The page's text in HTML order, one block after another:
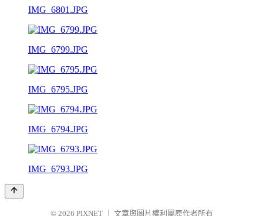
IMG_6801.JPG
IMG_6799.JPG
IMG_6795.JPG
IMG_6794.JPG
IMG_6793.JPG
© 2026 PIXNET 文章與圖片權利屬原作者所有